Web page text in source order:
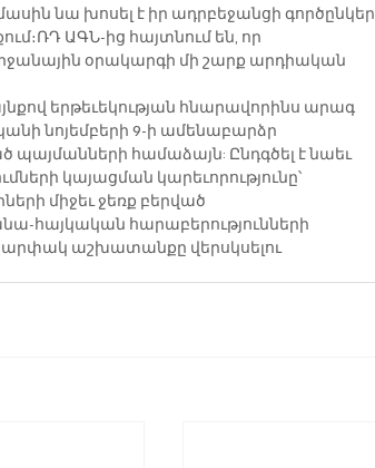
նա խոսել է իր ադրբեջանցի գործընկեր
ԱԳՆ-ից հայտնում են, որ
օրակարգի մի շարք արդիական
երթեւեկության հնարավորինս արագ
նոյեմբերի 9-ի ամենաբարձր
համաձայն: Ընդգծել է նաեւ
կայացման կարեւորությունը՝
միջեւ ջեռք բերված
հայկական հարաբերությունների
աշխատանքը վերսկսելու